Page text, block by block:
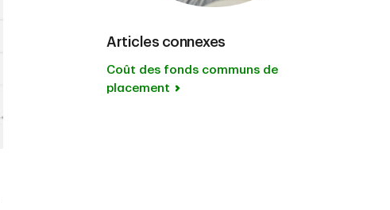
Articles connexes
Coût des fonds communs de
placement